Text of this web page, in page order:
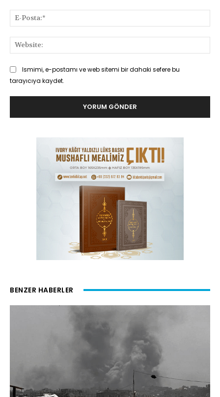
Ismimi, e-postamı ve web sitemi bir dahaki sefere bu
tarayıcıya kaydet.
BENZER HABERLER